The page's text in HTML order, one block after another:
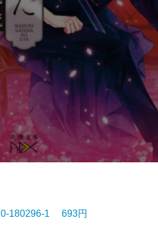
180296-1 693円